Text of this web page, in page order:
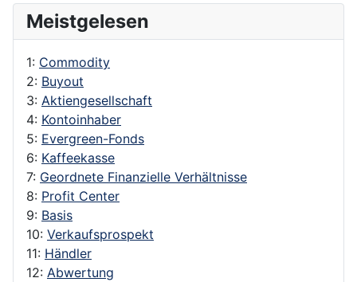
Meistgelesen
1: Commodity
2: Buyout
3: Aktiengesellschaft
4: Kontoinhaber
5: Evergreen-Fonds
6: Kaffeekasse
7: Geordnete Finanzielle Verhältnisse
8: Profit Center
9: Basis
10: Verkaufsprospekt
11: Händler
12: Abwertung